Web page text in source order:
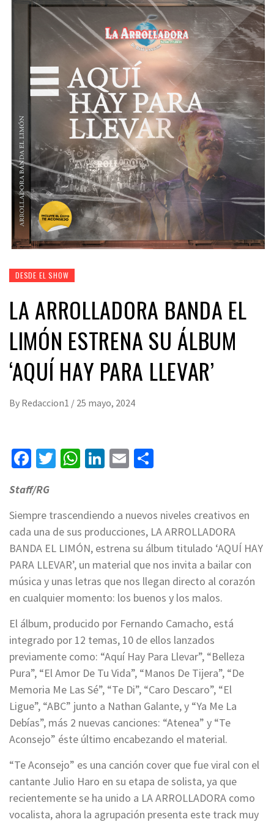
DESDE EL SHOW
LA ARROLLADORA BANDA EL
LIMÓN ESTRENA SU ÁLBUM
‘AQUÍ HAY PARA LLEVAR’
By Redaccion1 / 25 mayo, 2024
Facebook
Twitter
WhatsApp
LinkedIn
Email
Staff/RG
Siempre trascendiendo a nuevos niveles creativos en
cada una de sus producciones, LA ARROLLADORA
BANDA EL LIMÓN, estrena su álbum titulado ‘AQUÍ HAY
PARA LLEVAR’, un material que nos invita a bailar con
música y unas letras que nos llegan directo al corazón
en cualquier momento: los buenos y los malos.
El álbum, producido por Fernando Camacho, está
integrado por 12 temas, 10 de ellos lanzados
previamente como: “Aquí Hay Para Llevar”, “Belleza
Pura”, “El Amor De Tu Vida”, “Manos De Tijera”, “De
Memoria Me Las Sé”, “Te Di”, “Caro Descaro”, “El
Ligue”, “ABC” junto a Nathan Galante, y “Ya Me La
Debías”, más 2 nuevas canciones: “Atenea” y “Te
Aconsejo” éste último encabezando el material.
“Te Aconsejo” es una canción cover que fue viral con el
cantante Julio Haro en su etapa de solista, ya que
recientemente se ha unido a LA ARROLLADORA como
vocalista, ahora la agrupación presenta este track muy